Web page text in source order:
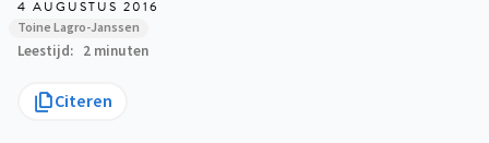
4 AUGUSTUS 2016
Toine Lagro-Janssen
Leestijd 2 minuten
Citeren